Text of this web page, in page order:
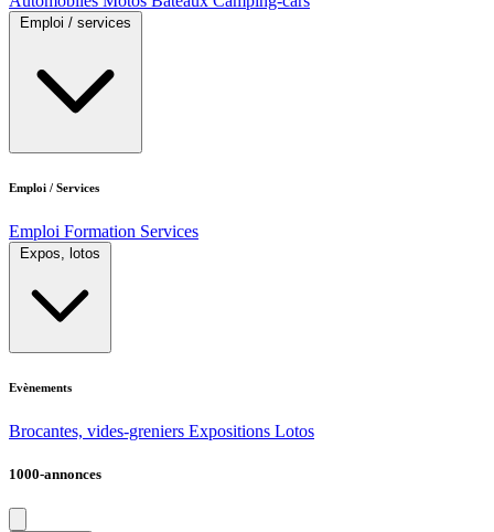
Emploi / services
Emploi / Services
Emploi Formation Services
Expos, lotos
Evènements
Brocantes, vides-greniers Expositions Lotos
1000-annonces